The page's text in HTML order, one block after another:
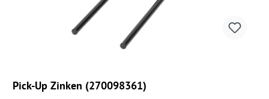
Pick-Up Zinken (270098361)